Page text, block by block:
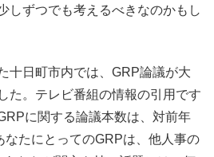
しずつでも考えるべきなのかもし
十日町市内では、GRP論議が大
た。テレビ番組の情報の引用です
に関する論議本数は、対前年
なたにとってのGRPは、他人事の